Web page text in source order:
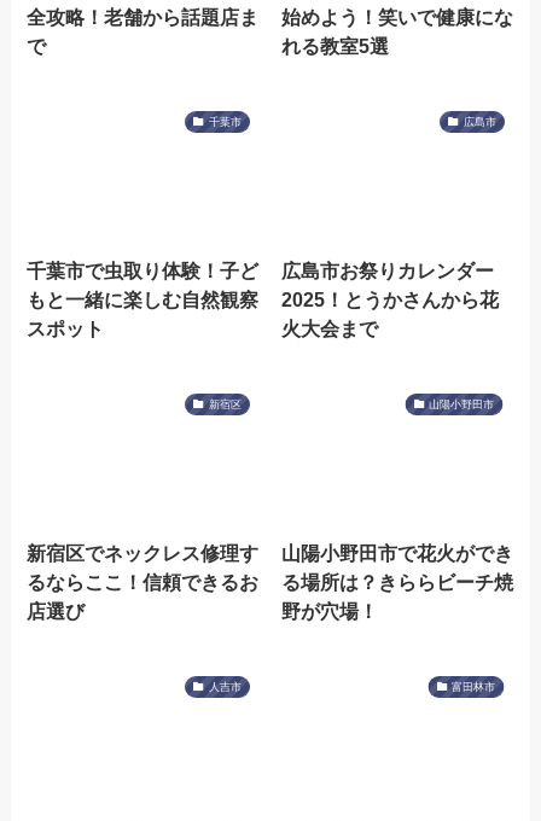
全攻略！老舗から話題店ま
で
始めよう！笑いで健康にな
れる教室5選
千葉市
千葉市で虫取り体験！子ど
もと一緒に楽しむ自然観察
スポット
広島市
広島市お祭りカレンダー
2025！とうかさんから花
火大会まで
新宿区
新宿区でネックレス修理す
るならここ！信頼できるお
店選び
山陽小野田市
山陽小野田市で花火ができ
る場所は？きららビーチ焼
野が穴場！
人吉市 富田林市